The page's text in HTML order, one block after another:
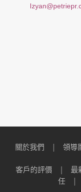
關於我們 | 領導
客戶的評價 | 最
任|